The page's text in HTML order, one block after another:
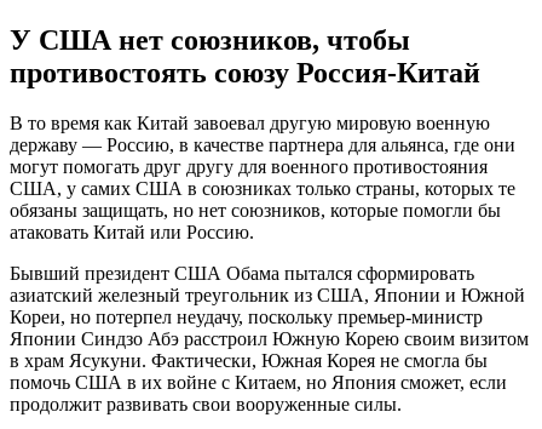
У США нет союзников, чтобы
противостоять союзу Россия-Китай
В то время как Китай завоевал другую мировую военную
державу — Россию, в качестве партнера для альянса, где они
могут помогать друг другу для военного противостояния
США, у самих США в союзниках только страны, которых те
обязаны защищать, но нет союзников, которые помогли бы
атаковать Китай или Россию.
Бывший президент США Обама пытался сформировать
азиатский железный треугольник из США, Японии и Южной
Кореи, но потерпел неудачу, поскольку премьер-министр
Японии Синдзо Абэ расстроил Южную Корею своим визитом
в храм Ясукуни. Фактически, Южная Корея не смогла бы
помочь США в их войне с Китаем, но Япония сможет, если
продолжит развивать свои вооруженные силы.